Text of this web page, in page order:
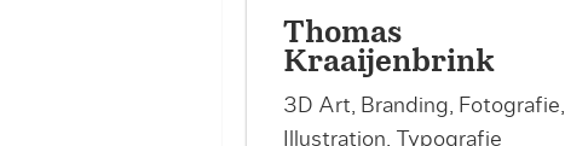
Thomas
Kraaijenbrink
3D Art, Branding, Fotografie,
Illustration, Typografie